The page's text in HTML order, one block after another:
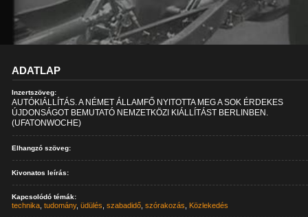
ADATLAP
Inzertszöveg:
AUTÓKIÁLLÍTÁS. A NÉMET ÁLLAMFŐ NYITOTTA MEG A SOK ÉRDEKES
ÚJDONSÁGOT BEMUTATÓ NEMZETKÖZI KIÁLLÍTÁST BERLINBEN.
(UFATONWOCHE)
Elhangzó szöveg:
Kivonatos leírás:
Kapcsolódó témák:
technika ,tudomány,üdülés ,szabadidő ,szórakozás Közlekedés